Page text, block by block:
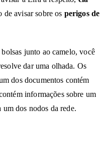
de avisar sobre os perigos de
junto ao camelo, você
dar uma olhada. Os
dos documentos contém
informações sobre um
dos nodos da rede.